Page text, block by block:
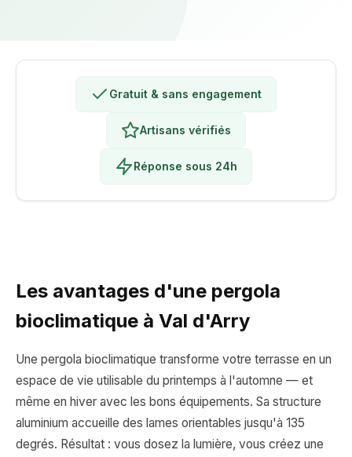
Gratuit & sans engagement
Artisans vérifiés
Réponse sous 24h
Les avantages d'une pergola
bioclimatique à Val d'Arry
Une pergola bioclimatique transforme votre terrasse en un
espace de vie utilisable du printemps à l'automne — et
même en hiver avec les bons équipements. Sa structure
aluminium accueille des lames orientables jusqu'à 135
degrés. Résultat : vous dosez la lumière, vous créez une